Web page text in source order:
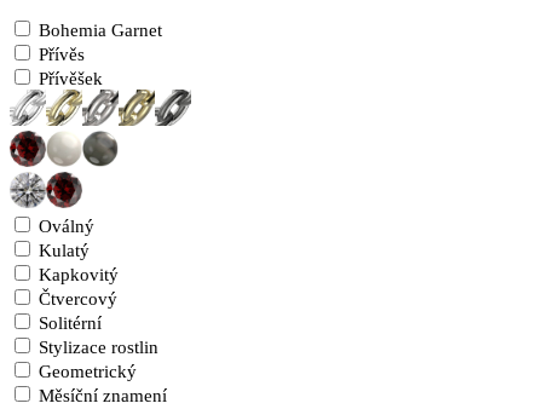
Bohemia Garnet
Přívěs
Přívěšek
Oválný
Kulatý
Kapkovitý
Čtvercový
Solitérní
Stylizace rostlin
Geometrický
Měsíční znamení